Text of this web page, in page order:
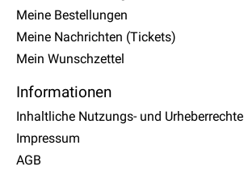
Meine Bestellungen
Meine Nachrichten (Tickets)
Mein Wunschzettel
Informationen
Inhaltliche Nutzungs- und Urheberrechte
Impressum
AGB